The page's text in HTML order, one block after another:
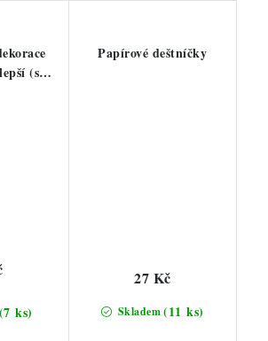
(s
(7 ks)
Papírové deštníčky
Skladem(11 ks)
27 Kč